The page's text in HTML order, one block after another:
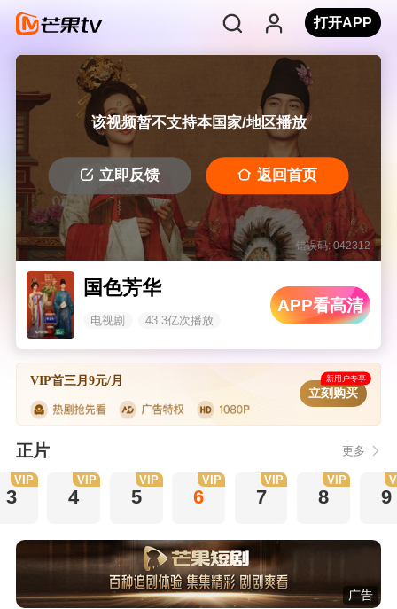
打开APP
该视频暂不支持本国家/地区播放
立即反馈 返回首页
错误码: 042312
国色芳华
电视剧 43.3亿次播放
APP看高清
VIP首三月9元/月 新用户专享
立刻购买
正片 更多
3
VIP
4
VIP
5
VIP
6
VIP
7
VIP
8
VIP
9
广告